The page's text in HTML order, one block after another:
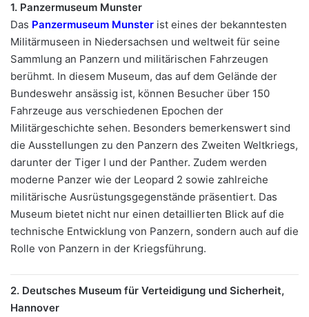
1. Panzermuseum Munster
Das Panzermuseum Munster ist eines der bekanntesten
Militärmuseen in Niedersachsen und weltweit für seine
Sammlung an Panzern und militärischen Fahrzeugen
berühmt. In diesem Museum, das auf dem Gelände der
Bundeswehr ansässig ist, können Besucher über 150
Fahrzeuge aus verschiedenen Epochen der
Militärgeschichte sehen. Besonders bemerkenswert sind
die Ausstellungen zu den Panzern des Zweiten Weltkriegs,
darunter der Tiger I und der Panther. Zudem werden
moderne Panzer wie der Leopard 2 sowie zahlreiche
militärische Ausrüstungsgegenstände präsentiert. Das
Museum bietet nicht nur einen detaillierten Blick auf die
technische Entwicklung von Panzern, sondern auch auf die
Rolle von Panzern in der Kriegsführung.
2. Deutsches Museum für Verteidigung und Sicherheit,
Hannover